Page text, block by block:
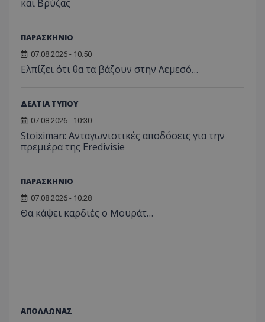
και Βρύζας
ΠΑΡΑΣΚΗΝΙΟ
07.08.2026 - 10:50
Ελπίζει ότι θα τα βάζουν στην Λεμεσό…
ΔΕΛΤΙΑ ΤΥΠΟΥ
07.08.2026 - 10:30
Stoiximan: Ανταγωνιστικές αποδόσεις για την
πρεμιέρα της Eredivisie
ΠΑΡΑΣΚΗΝΙΟ
07.08.2026 - 10:28
Θα κάψει καρδιές ο Μουράτ…
ΑΠΟΛΛΩΝΑΣ